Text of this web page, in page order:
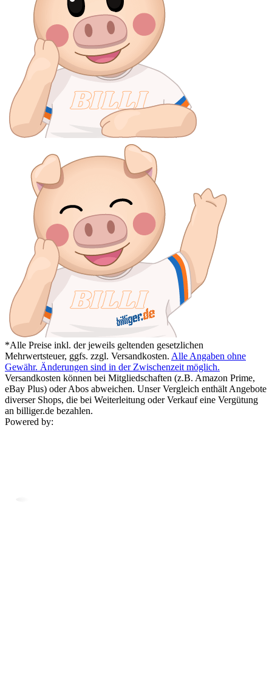
*Alle Preise inkl. der jeweils geltenden gesetzlichen
Mehrwertsteuer, ggfs. zzgl. Versandkosten. Alle Angaben ohne
Gewähr. Änderungen sind in der Zwischenzeit möglich.
Versandkosten können bei Mitgliedschaften (z.B. Amazon Prime,
eBay Plus) oder Abos abweichen. Unser Vergleich enthält Angebote
diverser Shops, die bei Weiterleitung oder Verkauf eine Vergütung
an billiger.de bezahlen.
Powered by: